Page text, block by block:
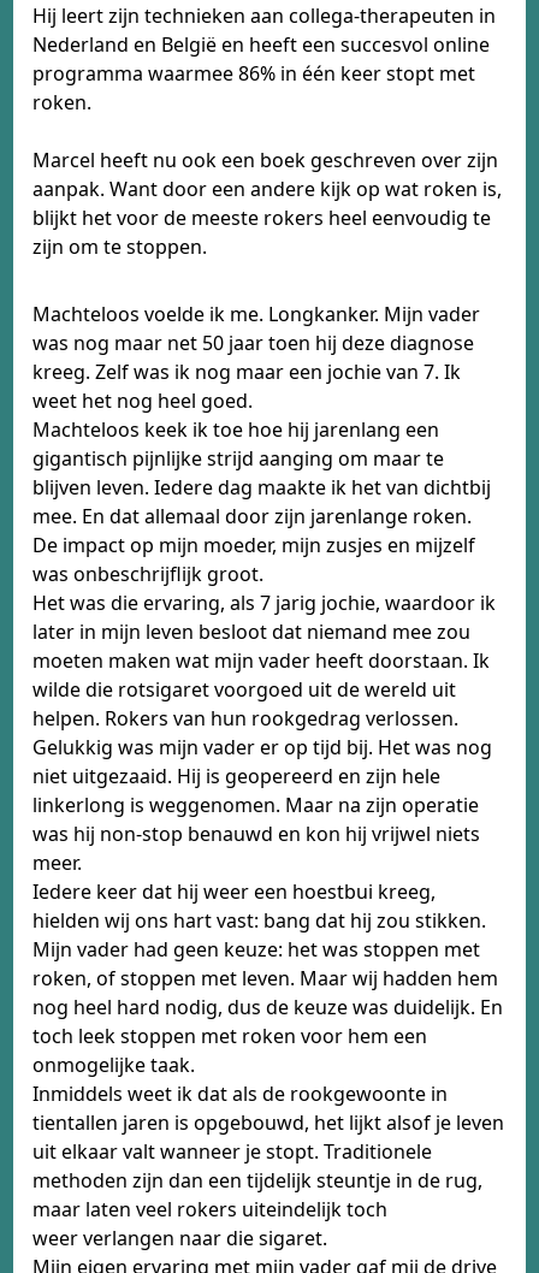
Hij leert zijn technieken aan collega-therapeuten in
Nederland en België en heeft een succesvol online
programma waarmee 86% in één keer stopt met
roken.
Marcel heeft nu ook een boek geschreven over zijn
aanpak. Want door een andere kijk op wat roken is,
blijkt het voor de meeste rokers heel eenvoudig te
zijn om te stoppen.
Machteloos voelde ik me. Longkanker. Mijn vader
was nog maar net 50 jaar toen hij deze diagnose
kreeg. Zelf was ik nog maar een jochie van 7. Ik
weet het nog heel goed.
Machteloos keek ik toe hoe hij jarenlang een
gigantisch pijnlijke strijd aanging om maar te
blijven leven. Iedere dag maakte ik het van dichtbij
mee. En dat allemaal door zijn jarenlange roken.
De impact op mijn moeder, mijn zusjes en mijzelf
was onbeschrijflijk groot.
Het was die ervaring, als 7 jarig jochie, waardoor ik
later in mijn leven besloot dat niemand mee zou
moeten maken wat mijn vader heeft doorstaan. Ik
wilde die rotsigaret voorgoed uit de wereld uit
helpen. Rokers van hun rookgedrag verlossen.
Gelukkig was mijn vader er op tijd bij. Het was nog
niet uitgezaaid. Hij is geopereerd en zijn hele
linkerlong is weggenomen. Maar na zijn operatie
was hij non-stop benauwd en kon hij vrijwel niets
meer.
Iedere keer dat hij weer een hoestbui kreeg,
hielden wij ons hart vast: bang dat hij zou stikken.
Mijn vader had geen keuze: het was stoppen met
roken, of stoppen met leven. Maar wij hadden hem
nog heel hard nodig, dus de keuze was duidelijk. En
toch leek stoppen met roken voor hem een
onmogelijke taak.
Inmiddels weet ik dat als de rookgewoonte in
tientallen jaren is opgebouwd, het lijkt alsof je leven
uit elkaar valt wanneer je stopt. Traditionele
methoden zijn dan een tijdelijk steuntje in de rug,
maar laten veel rokers uiteindelijk toch
weer verlangen naar die sigaret.
Mijn eigen ervaring met mijn vader gaf mij de drive